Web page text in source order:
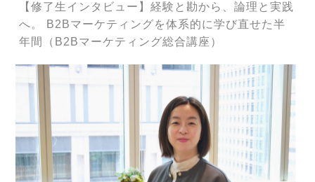
【修了生インタビュー】経験と勘から、論理と実践
へ。 B2Bマーケティングを体系的に学び直せた半
年間（B2Bマーケティング総合講座）